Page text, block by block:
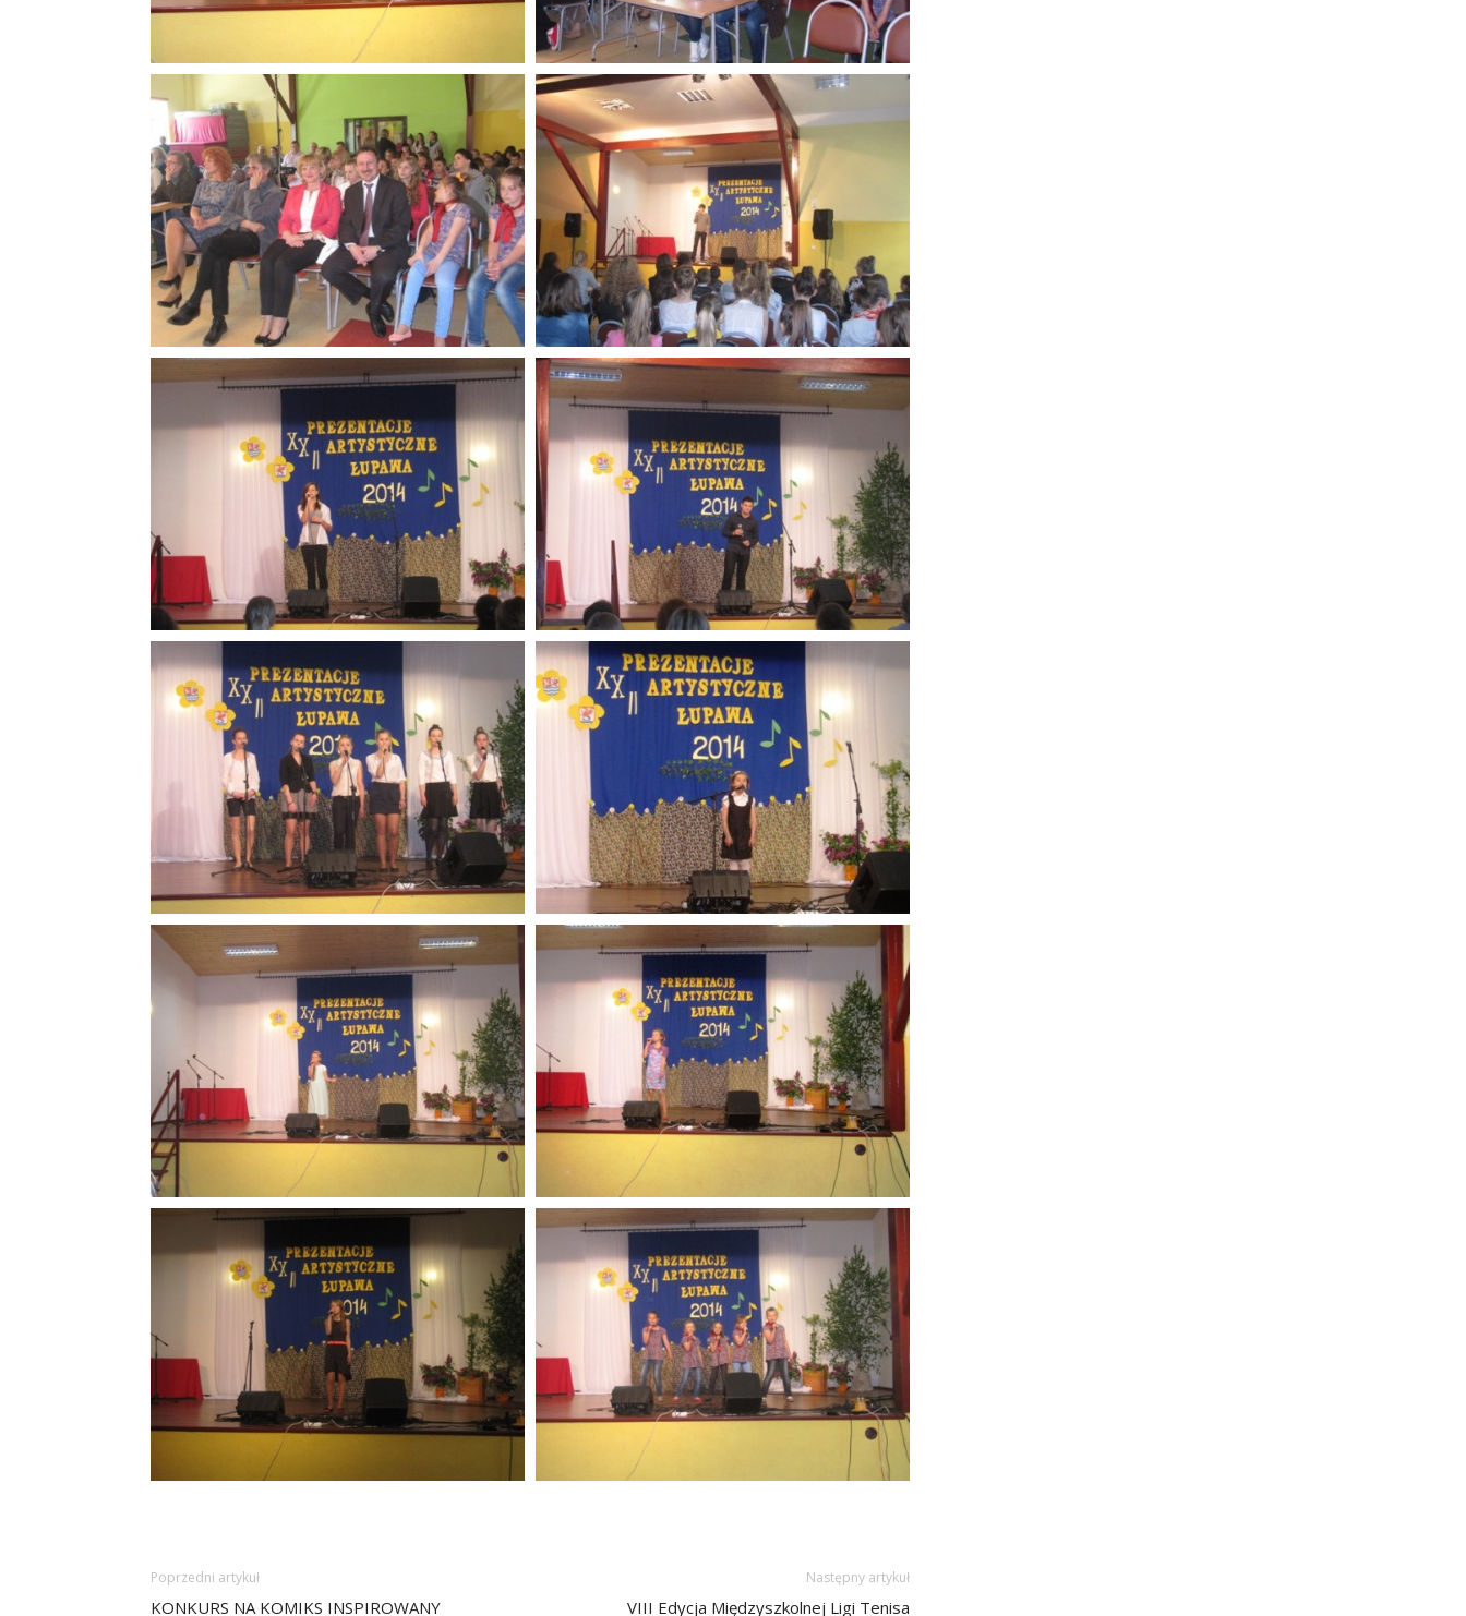
Poprzedni artykuł
KONKURS NA KOMIKS INSPIROWANY
Następny artykuł
VIII Edycja Międzyszkolnej Ligi Tenisa